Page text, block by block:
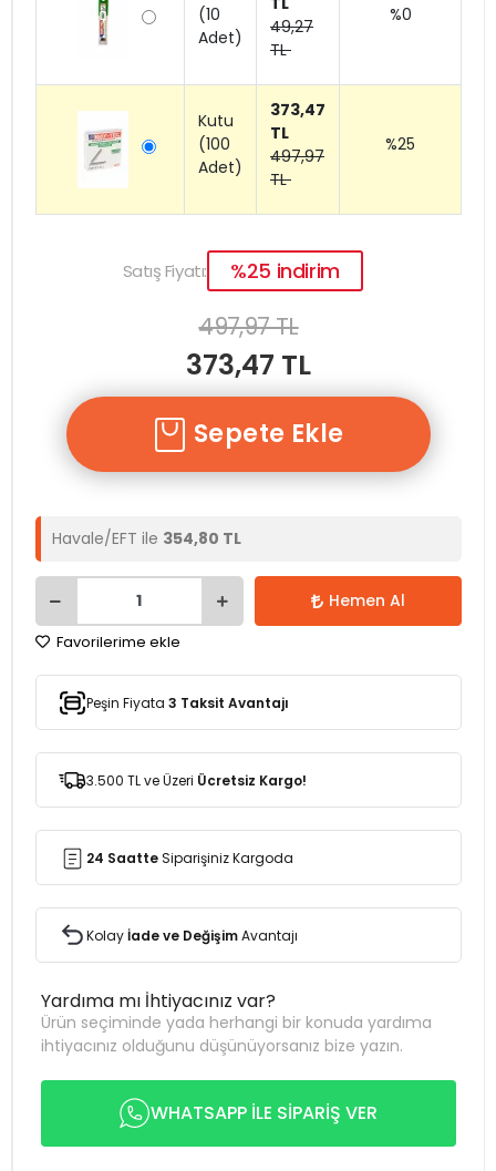
(10
Adet)
49,27
TL
%0
Kutu
(100
Adet)
373,47
TL
497,97
TL
%25
Satış Fiyatı: %25 indirim
497,97 TL
373,47 TL
Sepete Ekle
Havale/EFT ile 354,80 TL
Hemen Al
Favorilerime ekle
Peşin Fiyata 3 Taksit Avantajı
3.500 TL ve Üzeri Ücretsiz Kargo!
24 SaatteSiparişiniz Kargoda
Kolayİade ve DeğişimAvantajı
Yardıma mı İhtiyacınız var?
Ürün seçiminde yada herhangi bir konuda yardıma
ihtiyacınız olduğunu düşünüyorsanız bize yazın.
WHATSAPP İLE SİPARİŞ VER